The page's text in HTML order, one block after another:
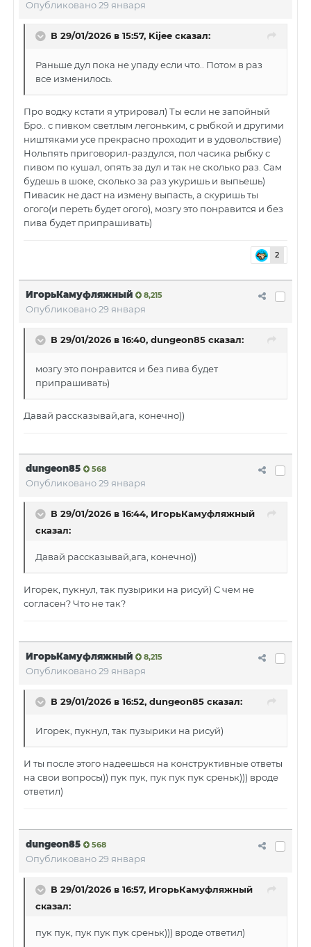
Опубликовано29 января
В 29/01/2026 в 15:57, Kijee сказал:
Раньше дул пока не упаду если что.. Потом в раз
все изменилось.
Про водку кстати я утрировал) Ты если не запойный
Бро.. с пивком светлым легоньким, с рыбкой и другими
ништяками усе прекрасно проходит и в удовольствие)
Нольпять приговорил-раздулся, пол часика рыбку с
пивом по кушал, опять за дул и так не сколько раз. Сам
будешь в шоке, сколько за раз укуришь и выпьешь)
Пивасик не даст на измену выпасть, а скуришь ты
огого(и переть будет огого), мозгу это понравится и без
пива будет припрашивать)
2
ИгорьКамуфляжный 8,215
Опубликовано29 января
В 29/01/2026 в 16:40, dungeon85 сказал:
мозгу это понравится и без пива будет
припрашивать)
Давай рассказывай,ага, конечно))
dungeon85 568
Опубликовано29 января
В 29/01/2026 в 16:44, ИгорьКамуфляжный
сказал:
Давай рассказывай,ага, конечно))
Игорек, пукнул, так пузырики на рисуй) С чем не
согласен? Что не так?
ИгорьКамуфляжный 8,215
Опубликовано29 января
В 29/01/2026 в 16:52, dungeon85 сказал:
Игорек, пукнул, так пузырики на рисуй)
И ты после этого надеешься на конструктивные ответы
на свои вопросы)) пук пук, пук пук пук среньк))) вроде
ответил)
dungeon85 568
Опубликовано29 января
В 29/01/2026 в 16:57, ИгорьКамуфляжный
сказал:
пук пук, пук пук пук среньк))) вроде ответил)